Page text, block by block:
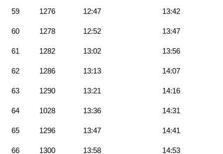
59 1276 12:47 13:42
60 1278 12:52 13:47
61 1282 13:02 13:56
62 1286 13:13 14:07
63 1290 13:21 14:16
64 1028 13:36 14:31
65 1296 13:47 14:41
66 1300 13:58 14:53